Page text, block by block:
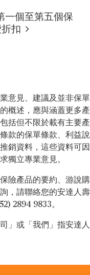
一個至第五個保
扣
意見、建議及並非保單
概述，應與涵蓋更多產
括但不限於載有主要產
款的保單條款、利益說
銷資料，這些資料可因
獨立專業意見。
險產品的要約、游說購
，請聯絡您的安達人壽
2894 9833。
」或「我們」指安達人